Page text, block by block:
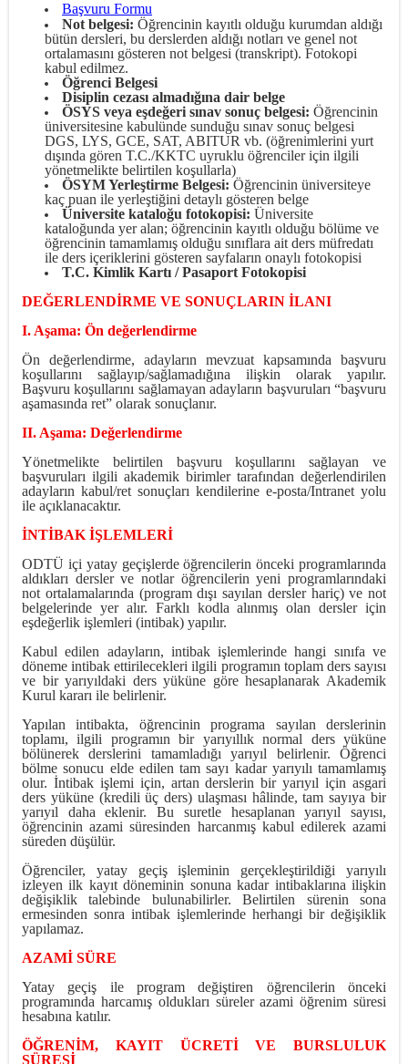
Başvuru Formu
Not belgesi: Öğrencinin kayıtlı olduğu kurumdan aldığı
bütün dersleri, bu derslerden aldığı notları ve genel not
ortalamasını gösteren not belgesi (transkript). Fotokopi
kabul edilmez.
Öğrenci Belgesi
Disiplin cezası almadığına dair belge
ÖSYS veya eşdeğeri sınav sonuç belgesi: Öğrencinin
üniversitesine kabulünde sunduğu sınav sonuç belgesi
DGS, LYS, GCE, SAT, ABITUR vb. (öğrenimlerini yurt
dışında gören T.C./KKTC uyruklu öğrenciler için ilgili
yönetmelikte belirtilen koşullarla)
ÖSYM Yerleştirme Belgesi: Öğrencinin üniversiteye
kaç puan ile yerleştiğini detaylı gösteren belge
Üniversite kataloğu fotokopisi: Üniversite
kataloğunda yer alan; öğrencinin kayıtlı olduğu bölüme ve
öğrencinin tamamlamış olduğu sınıflara ait ders müfredatı
ile ders içeriklerini gösteren sayfaların onaylı fotokopisi
T.C. Kimlik Kartı / Pasaport Fotokopisi
DEĞERLENDİRME VE SONUÇLARIN İLANI
I. Aşama: Ön değerlendirme
Ön değerlendirme, adayların mevzuat kapsamında başvuru
koşullarını sağlayıp/sağlamadığına ilişkin olarak yapılır.
Başvuru koşullarını sağlamayan adayların başvuruları “başvuru
aşamasında ret” olarak sonuçlanır.
II. Aşama: Değerlendirme
Yönetmelikte belirtilen başvuru koşullarını sağlayan ve
başvuruları ilgili akademik birimler tarafından değerlendirilen
adayların kabul/ret sonuçları kendilerine e-posta/Intranet yolu
ile açıklanacaktır.
İNTİBAK İŞLEMLERİ
ODTÜ içi yatay geçişlerde öğrencilerin önceki programlarında
aldıkları dersler ve notlar öğrencilerin yeni programlarındaki
not ortalamalarında (program dışı sayılan dersler hariç) ve not
belgelerinde yer alır. Farklı kodla alınmış olan dersler için
eşdeğerlik işlemleri (intibak) yapılır.
Kabul edilen adayların, intibak işlemlerinde hangi sınıfa ve
döneme intibak ettirilecekleri ilgili programın toplam ders sayısı
ve bir yarıyıldaki ders yüküne göre hesaplanarak Akademik
Kurul kararı ile belirlenir.
Yapılan intibakta, öğrencinin programa sayılan derslerinin
toplamı, ilgili programın bir yarıyıllık normal ders yüküne
bölünerek derslerini tamamladığı yarıyıl belirlenir. Öğrenci
bölme sonucu elde edilen tam sayı kadar yarıyılı tamamlamış
olur. İntibak işlemi için, artan derslerin bir yarıyıl için asgari
ders yüküne (kredili üç ders) ulaşması hâlinde, tam sayıya bir
yarıyıl daha eklenir. Bu suretle hesaplanan yarıyıl sayısı,
öğrencinin azami süresinden harcanmış kabul edilerek azami
süreden düşülür.
Öğrenciler, yatay geçiş işleminin gerçekleştirildiği yarıyılı
izleyen ilk kayıt döneminin sonuna kadar intibaklarına ilişkin
değişiklik talebinde bulunabilirler. Belirtilen sürenin sona
ermesinden sonra intibak işlemlerinde herhangi bir değişiklik
yapılamaz.
AZAMİ SÜRE
Yatay geçiş ile program değiştiren öğrencilerin önceki
programında harcamış oldukları süreler azami öğrenim süresi
hesabına katılır.
ÖĞRENİM, KAYIT ÜCRETİ VE BURSLULUK
SÜRESİ